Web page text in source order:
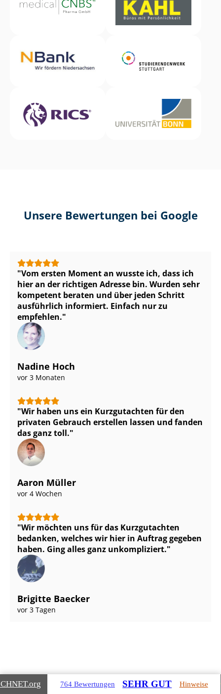
Unsere Bewertungen bei Google
Vom ersten Moment an wusste ich, dass ich
hier an der richtigen Adresse bin. Wurden sehr
kompetent beraten und über jeden Schritt
ausführlich informiert. Einfach nur zu
empfehlen.
Nadine Hoch
vor 3 Monaten
Wir haben uns ein Kurzgutachten für den
privaten Gebrauch erstellen lassen und fanden
das ganz toll.
Aaron Müller
vor 4 Wochen
Wir möchten uns für das Kurzgutachten
bedanken, welches wir hier in Auftrag gegeben
haben. Ging alles ganz unkompliziert.
Brigitte Baecker
vor 3 Tagen
Gebäudearten, die wir für Sie
.org 764 Bewertungen SEHR GUT Hinweise